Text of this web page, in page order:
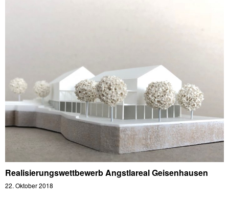
Realisierungswettbewerb Angstlareal Geisenhausen
22. Oktober 2018